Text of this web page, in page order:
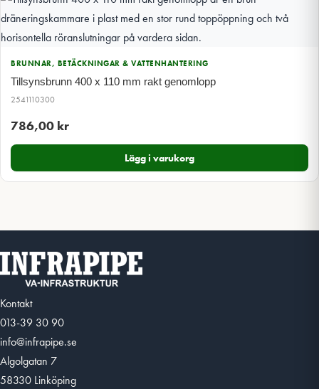
BRUNNAR, BETÄCKNINGAR & VATTENHANTERING
Tillsynsbrunn 400 x 110 mm rakt genomlopp
2541110300
786,00 kr
Lägg i varukorg
Kontakt
013-39 30 90
info@infrapipe.se
Algolgatan 7
58330 Linköping